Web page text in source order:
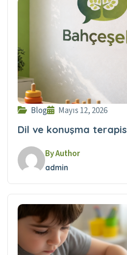
Blog Mayıs 12, 2026
Dil ve konuşma
By Author
admin